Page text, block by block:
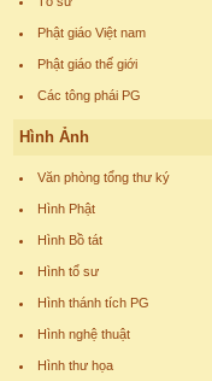
Phật giáo Việt nam
Phật giáo thế giới
Các tông phái PG
Hình Ảnh
Văn phòng tổng thư ký
Hình Phật
Hình Bồ tát
Hình tổ sư
Hình thánh tích PG
Hình nghệ thuật
Hình thư họa